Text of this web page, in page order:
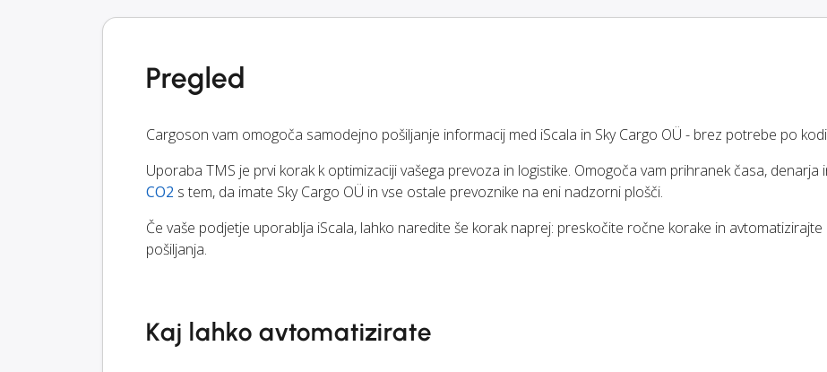
Pregled
Cargoson vam omogoča samodejno pošiljanje informacij med iScala in Sky Cargo OÜ - brez potrebe po
Uporaba TMS je prvi korak k optimizaciji vašega prevoza in logistike. Omogoča vam prihranek časa, denarja
CO2 s tem, da imate Sky Cargo OÜ in vse ostale prevoznike na eni nadzorni plošči.
Če vaše podjetje uporablja iScala, lahko naredite še korak naprej: preskočite ročne korake in
pošiljanja.
Kaj lahko avtomatizirate